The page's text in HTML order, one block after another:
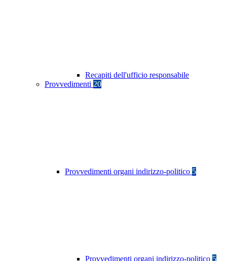
Recapiti dell'ufficio responsabile
Provvedimenti 20
Provvedimenti organi indirizzo-politico 5
Provvedimenti organi indirizzo-politico 5